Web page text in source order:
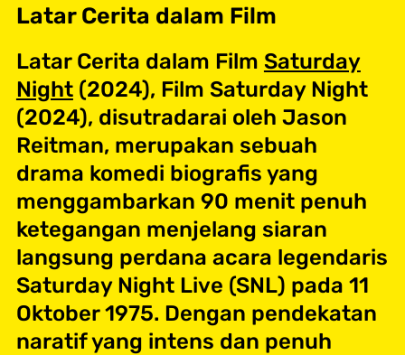
Latar Cerita dalam Film
Latar Cerita dalam Film Saturday
Night(2024), Film Saturday Night
(2024), disutradarai oleh Jason
Reitman, merupakan sebuah
drama komedi biografis yang
menggambarkan 90 menit penuh
ketegangan menjelang siaran
langsung perdana acara legendaris
Saturday Night Live (SNL) pada 11
Oktober 1975. Dengan pendekatan
naratif yang intens dan penuh